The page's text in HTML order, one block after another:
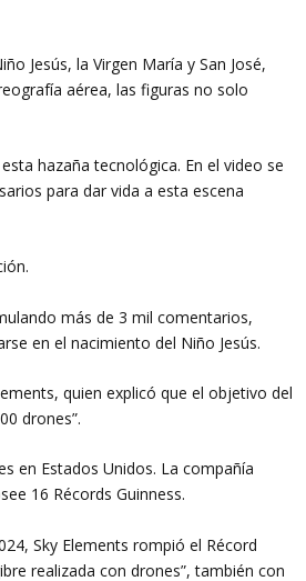
Jesús, la Virgen María y San José,
aérea, las figuras no solo
hazaña tecnológica. En el video se
para dar vida a esta escena
más de 3 mil comentarios,
en el nacimiento del Niño Jesús.
quien explicó que el objetivo del
drones”.
en Estados Unidos. La compañía
16 Récords Guinness.
Sky Elements rompió el Récord
realizada con drones”, también con